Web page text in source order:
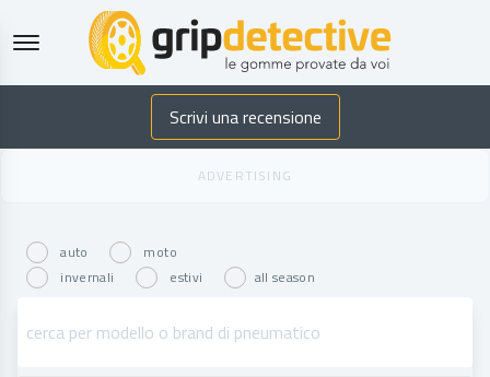
GripDetective
Scrivi una recensione
auto
moto
invernali
estivi all season